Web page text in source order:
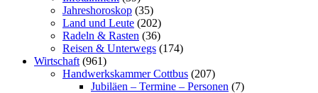
Jahreshoroskop (35)
Land und Leute (202)
Radeln & Rasten (36)
Reisen & Unterwegs (174)
Wirtschaft (961)
Handwerkskammer Cottbus (207)
Jubiläen – Termine – Personen (7)